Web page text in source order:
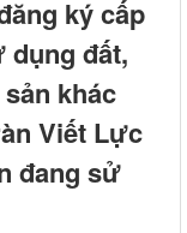
ký cấp
dụng đất,
khác
Viết Lực
đang sử